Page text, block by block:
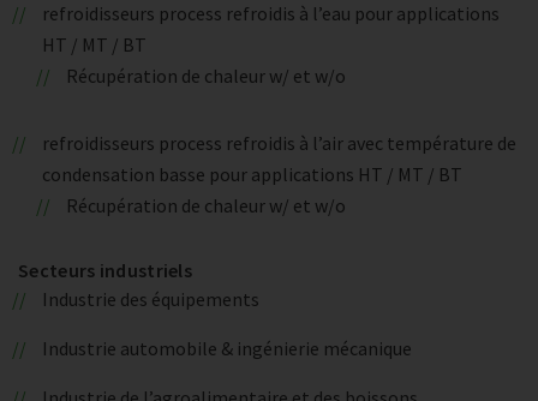
refroidisseurs process refroidis à l’eau pour applications
HT / MT / BT
Récupération de chaleur w/ et w/o
refroidisseurs process refroidis à l’air avec température de
condensation basse pour applications HT / MT / BT
Récupération de chaleur w/ et w/o
Secteurs industriels
Industrie des équipements
Industrie automobile & ingénierie mécanique